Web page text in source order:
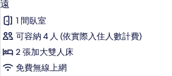
示
遠
的
所
遠
1 間臥室
可容納 4 人 (依實際入住人數計費)
2 張加大雙人床
免費無線上網